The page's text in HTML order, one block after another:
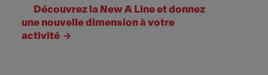
Découvrez la New A Line et donnez
une nouvelle dimension à votre
activité